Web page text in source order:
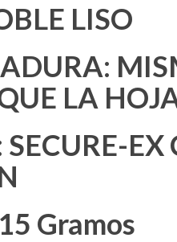
LISO
LA
EX
Gramos